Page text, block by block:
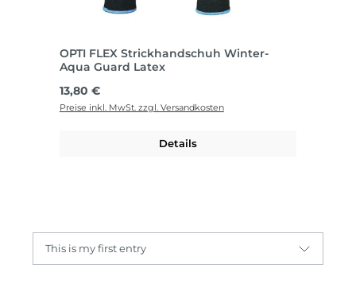
OPTI FLEX Strickhandschuh Winter-
Aqua Guard Latex
Regulärer Preis:
13,80 €
Preise inkl. MwSt. zzgl. Versandkosten
Details
This is my first entry